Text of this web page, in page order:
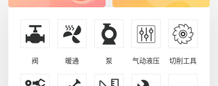
阀 暖通 泵 气动液压 切削工具